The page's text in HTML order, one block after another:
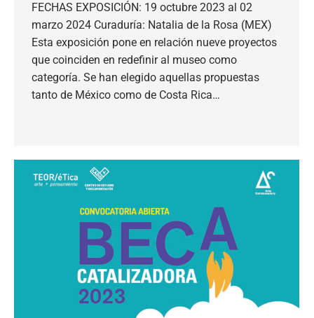
FECHAS EXPOSICIÓN: 19 octubre 2023 al 02
marzo 2024 Curaduría: Natalia de la Rosa (MEX)
Esta exposición pone en relación nueve proyectos
que coinciden en redefinir al museo como
categoría. Se han elegido aquellas propuestas
tanto de México como de Costa Rica…